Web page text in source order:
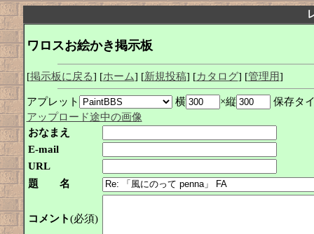
ワロスお絵かき掲示板
[掲示板に戻る] [ホーム] [新規投稿] [カタログ] [管理用]
アプレット 横 ×縦
保存タ
アップロード途中の画像
おなまえ
E-mail
URL
題 名
コメント(必須)